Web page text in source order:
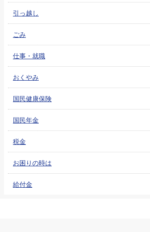
引っ越し
ごみ
仕事・就職
おくやみ
国民健康保険
国民年金
税金
お困りの時は
給付金